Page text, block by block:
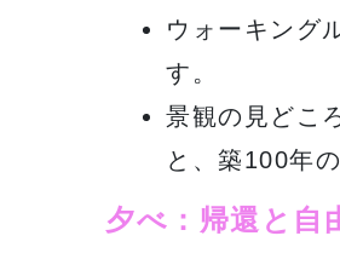
ウォーキング
す。
景観の見どこ
と、築100年
夕べ：帰還と自